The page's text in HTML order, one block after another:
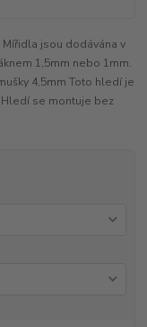
jsou dodávána v
1,5mm nebo 1mm.
4,5mm Toto hledí je
se montuje bez